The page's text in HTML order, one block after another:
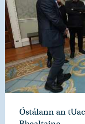
Óstálann an